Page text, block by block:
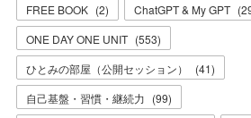
FREE BOOK (2) ChatGPT & My GPT (
ONE DAY ONE UNIT (553)
ひとみの部屋（公開セッション）
(41)
自己基盤・習慣・継続力 (99)